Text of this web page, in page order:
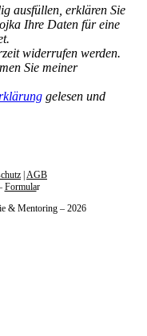
ausfüllen, erklären Sie
Ihre Daten für eine
widerrufen werden.
Sie meiner
gelesen und
AGB
Formular
& Mentoring – 2026